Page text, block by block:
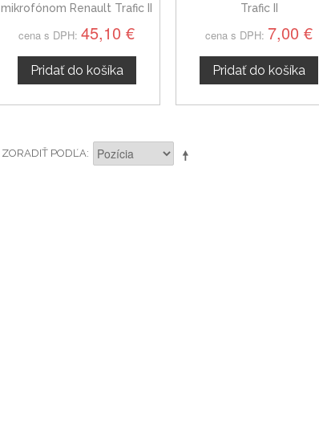
mikrofónom Renault Trafic II
cena s DPH: 45,10 €
Pridať do košíka
Trafic II
cena s DPH: 7,00 €
Pridať do košíka
ZORADIŤ PODĽA